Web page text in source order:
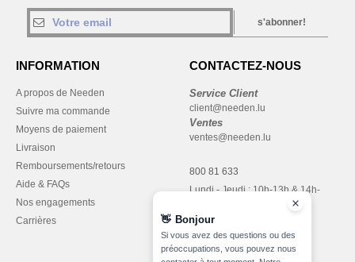
s'abonner!
INFORMATION
A propos de Needen
Suivre ma commande
Moyens de paiement
Livraison
Remboursements/retours
Aide & FAQs
Nos engagements
Carrières
CONTACTEZ-NOUS
Service Client
client@needen.lu
Ventes
ventes@needen.lu
800 81 633
Lundi - Jeudi : 10h-13h & 14h-
Vendredi : 10h-14h
👋 Bonjour
Si vous avez des questions ou des
préoccupations, vous pouvez nous